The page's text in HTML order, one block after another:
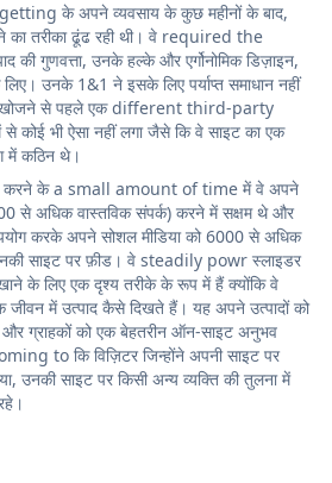
getting के अपने व्यवसाय के कुछ महीनों के बाद,
तरीका ढूंढ रही थी। वे required the
गुणवत्ता, उनके हल्के और एर्गोनोमिक डिज़ाइन,
उनके 1&1 ने इसके लिए पर्याप्त समाधान नहीं
खोजने से पहले एक different third-party
कोई भी ऐसा नहीं लगा जैसे कि वे साइट का एक
में कठिन थे।
करने के a small amount of time में वे अपने
से अधिक वास्तविक संपर्क) करने में सक्षम थे और
करके अपने सोशल मीडिया को 6000 से अधिक
साइट पर फ़ीड। वे steadily powr स्लाइडर
के लिए एक दृश्य तरीके के रूप में हैं क्योंकि वे
जीवन में उत्पाद कैसे दिखते हैं। यह अपने उत्पादों को
और ग्राहकों को एक बेहतरीन ऑन-साइट अनुभव
to कि विज़िटर जिन्होंने अपनी साइट पर
उनकी साइट पर किसी अन्य व्यक्ति की तुलना में